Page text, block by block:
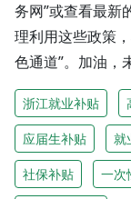
务网”或查看最新
理利用这些政策
色通道”。加油，
浙江就业补贴
应届生补贴 就
社保补贴 一次